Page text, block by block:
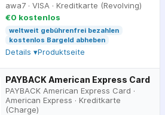
awa7 · VISA · Kreditkarte (Revolving)
€0 kostenlos
weltweit gebührenfrei bezahlen
kostenlos Bargeld abheben
Details ▾Produktseite
PAYBACK American Express Card
PAYBACK American Express Card ·
American Express · Kreditkarte
(Charge)